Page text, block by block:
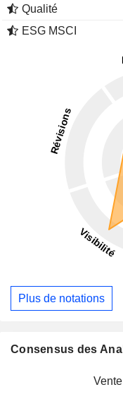
Qualité
ESG MSCI
Plus de notations
Consensus des
Vente